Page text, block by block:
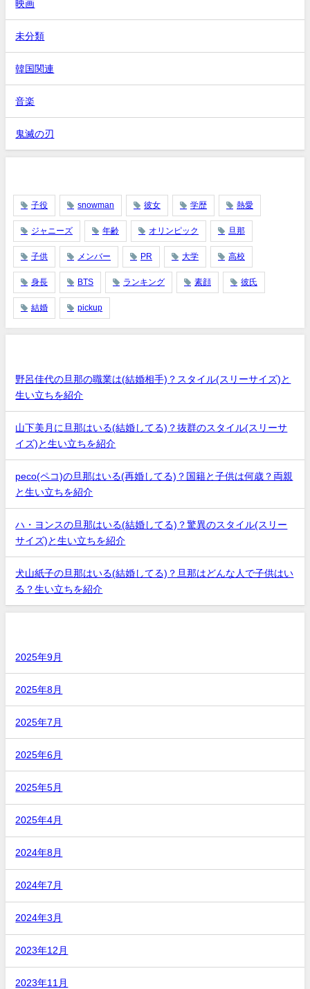
映画
未分類
韓国関連
音楽
鬼滅の刃
子役 snowman 彼女 学歴 熱愛
ジャニーズ 年齢 オリンピック 旦那
子供 メンバー PR 大学 高校
身長 BTS ランキング 素顔 彼氏
結婚 pickup
野呂佳代の旦那の職業は(結婚相手)？スタイル(スリーサイズ)と
生い立ちを紹介
山下美月に旦那はいる(結婚してる)？抜群のスタイル(スリーサ
イズ)と生い立ちを紹介
peco(ペコ)の旦那はいる(再婚してる)？国籍と子供は何歳？両親
と生い立ちを紹介
ハ・ヨンスの旦那はいる(結婚してる)？驚異のスタイル(スリー
サイズ)と生い立ちを紹介
犬山紙子の旦那はいる(結婚してる)？旦那はどんな人で子供はい
る？生い立ちを紹介
2025年9月
2025年8月
2025年7月
2025年6月
2025年5月
2025年4月
2024年8月
2024年7月
2024年3月
2023年12月
2023年11月